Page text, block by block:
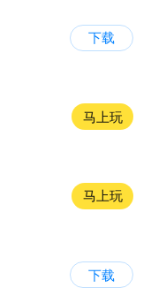
下载
马上玩
马上玩
下载